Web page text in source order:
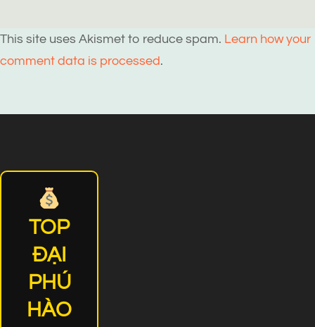
This site uses Akismet to reduce spam. Learn how your
comment data is processed.
TOP
ĐẠI
PHÚ
HÀO